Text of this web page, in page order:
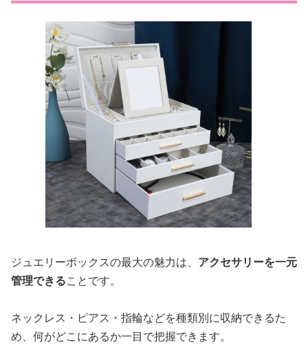
ジュエリーボックスの最大の魅力は、 アクセサリーを一元
管理できることです。
ネックレス・ピアス・指輪などを種類別に収納できるた
め、何がどこにあるか一目で把握できます。